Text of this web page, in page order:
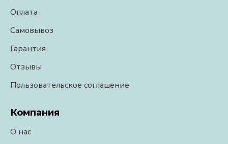
Оплата
Самовывоз
Гарантия
Отзывы
Пользовательское соглашение
Компания
О нас